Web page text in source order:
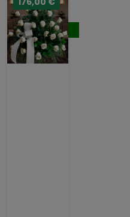
221,00 €
Comprar